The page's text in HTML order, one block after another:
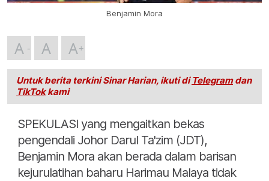
Benjamin Mora
A A A
Untuk berita terkini Sinar Harian, ikuti di Telegramdan
TikTokkami
SPEKULASI yang mengaitkan bekas
pengendali Johor Darul Ta'zim (JDT),
Benjamin Mora akan berada dalam barisan
kejurulatihan baharu Harimau Malaya tidak